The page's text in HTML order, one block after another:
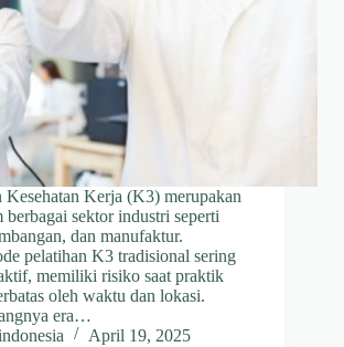
Kesehatan Kerja (K3) merupakan
berbagai sektor industri seperti
dan manufaktur.
pelatihan K3 tradisional sering
memiliki risiko saat praktik
oleh waktu dan lokasi.
era…
April 19, 2025